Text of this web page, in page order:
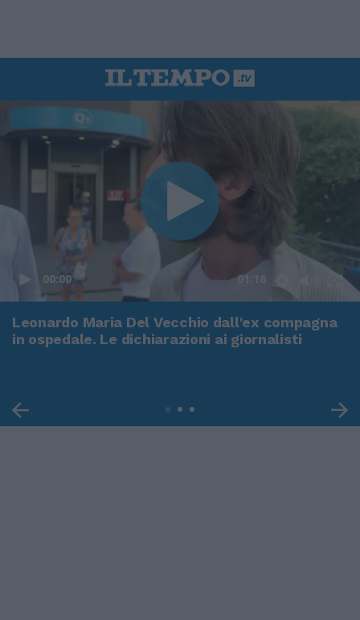
00:00 01:16
Leonardo Maria Del Vecchio dall'ex compagna
in ospedale. Le dichiarazioni ai giornalisti